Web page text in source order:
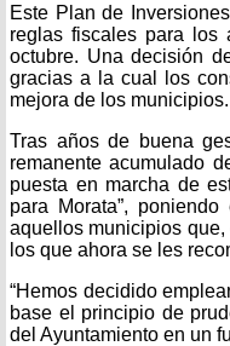
Este Plan de
reglas fiscales para
octubre. Una decisión
gracias a la cual los
mejora de los municipios.
Tras años de buena
remanente acumulado
puesta en marcha de
para Morata”,
aquellos municipios que,
los que ahora se les
“Hemos decidido
base el principio de
del Ayuntamiento en un